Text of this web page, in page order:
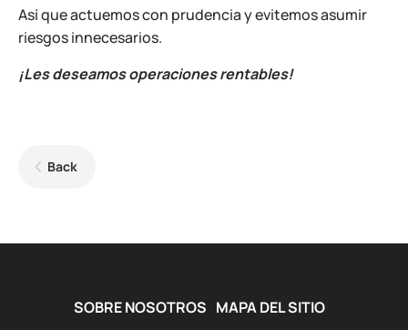
Así que actuemos con prudencia y evitemos asumir
riesgos innecesarios.
¡Les deseamos operaciones rentables!
Back
SOBRE NOSOTROS MAPA DEL SITIO